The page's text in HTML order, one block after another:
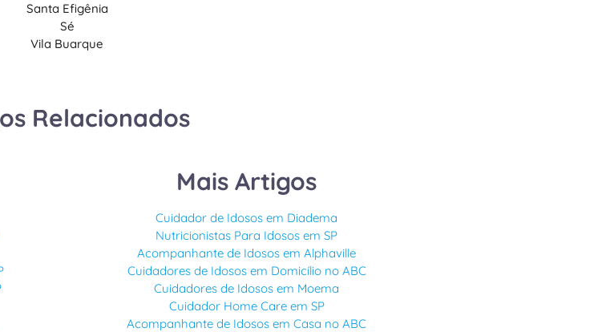
Santa Efigênia
Sé
Vila Buarque
Relacionados
Mais Artigos
Cuidador de Idosos em Diadema
Nutricionistas Para Idosos em SP
Acompanhante de Idosos em Alphaville
Cuidadores de Idosos em Domicílio no ABC
Cuidadores de Idosos em Moema
Cuidador Home Care em SP
Acompanhante de Idosos em Casa no ABC